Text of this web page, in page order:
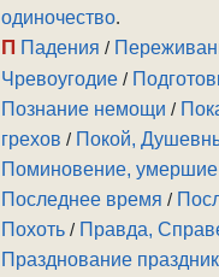
одиночество.
П Падения /
Чревоугодие /
Познание немощи /
грехов / Покой,
Поминовение, умершие
Последнее время /
Похоть / Правда,
Празднование